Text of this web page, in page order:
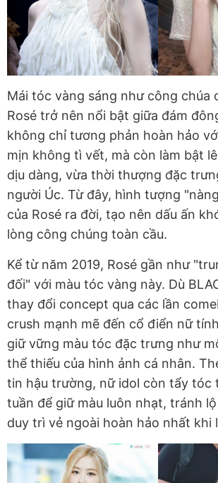
Mái tóc vàng sáng như công chúa
Rosé trở nên nổi bật giữa đám
không chỉ tương phản hoàn hảo
mịn không tì vết, mà còn làm bật
dịu dàng, vừa thời thượng đặc
người Úc. Từ đây, hình tượng
của Rosé ra đời, tạo nên dấu ấn
lòng công chúng toàn cầu.
Kể từ năm 2019, Rosé gần như
đối" với màu tóc vàng này. Dù
thay đổi concept qua các lần
crush mạnh mẽ đến cổ điển nữ
giữ vững màu tóc đặc trưng như
thể thiếu của hình ảnh cá nhân.
tin hậu trường, nữ idol còn tẩy tóc
tuần để giữ màu luôn nhạt, tránh
duy trì vẻ ngoài hoàn hảo nhất khi